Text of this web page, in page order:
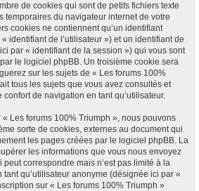
de cookies qui sont de petits fichiers texte
temporaires du navigateur internet de votre
cookies ne contiennent qu’un identifiant
identifiant de l’utilisateur ») et un identifiant de
par « identifiant de la session ») qui vous sont
le logiciel phpBB. Un troisième cookie sera
sur les sujets de « Les forums 100%
tous les sujets que vous avez consultés et
confort de navigation en tant qu’utilisateur.
Les forums 100% Triumph », nous pouvons
sorte de cookies, externes au document qui
les pages créées par le logiciel phpBB. La
les informations que vous nous envoyez
correspondre mais n’est pas limité à la
qu’utilisateur anonyme (désignée ici par «
sur « Les forums 100% Triumph »